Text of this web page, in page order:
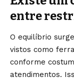
entre
O equilíbrio
vistos como
conforme
atendimentos.